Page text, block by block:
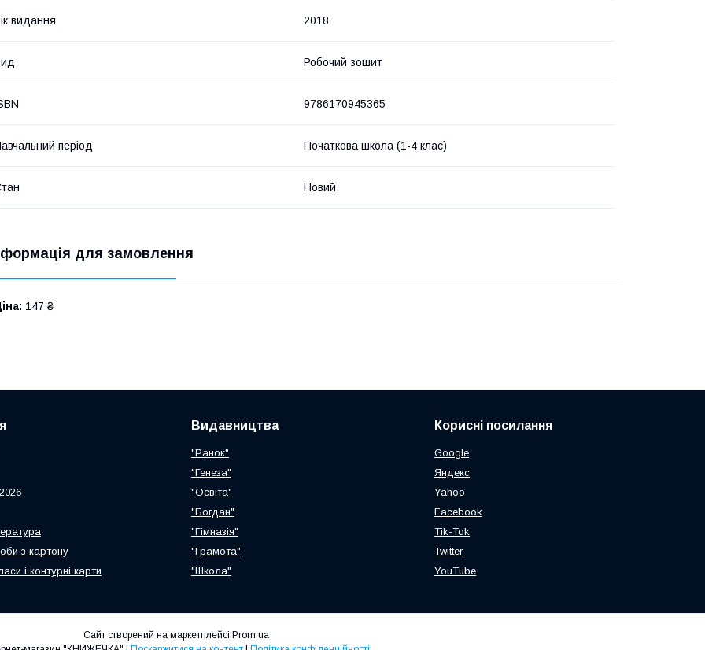
видання 2018
Робочий зошит
9786170945365
період Початкова школа (1-4 клас)
Новий
для замовлення
147 ₴
з картону
і контурні карти
Видавництва
"Ранок"
"Генеза"
"Освіта"
"Богдан"
"Гімназія"
"Грамота"
"Школа"
Корисні посилання
Google
Яндекс
Yahoo
Facebook
Tik-Tok
Twitter
YouTube
Сайт створений на маркетплейсі Prom.ua